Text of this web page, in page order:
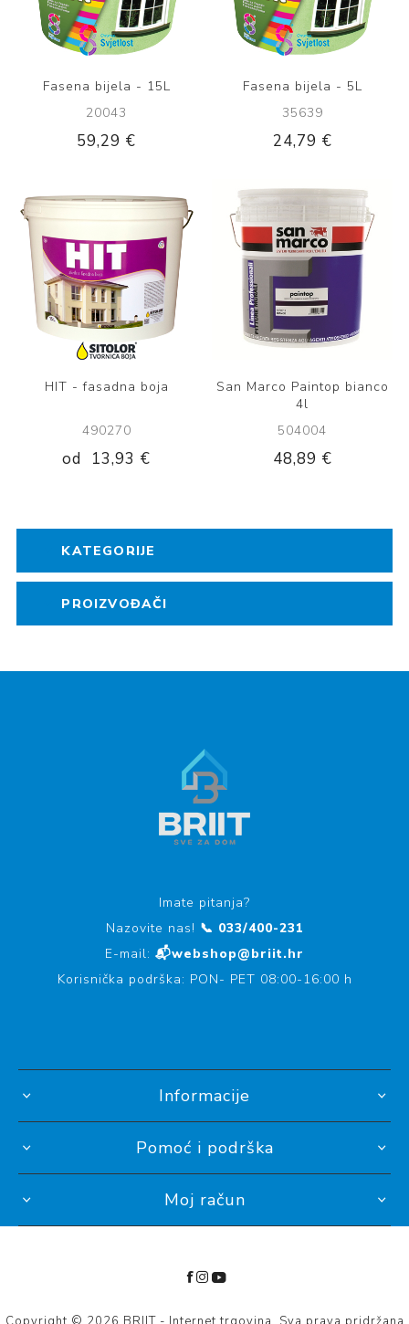
Fasena bijela - 15L
20043
59,29 €
Fasena bijela - 5L
35639
24,79 €
HIT - fasadna boja
490270
od 13,93 €
San Marco Paintop bianco
4l
504004
48,89 €
KATEGORIJE
PROIZVOĐAČI
Imate pitanja?
Nazovite nas! 📞 033/400-231
E-mail: 📬webshop@briit.hr
Korisnička podrška: PON- PET 08:00-16:00 h
Informacije
Pomoć i podrška
Moj račun